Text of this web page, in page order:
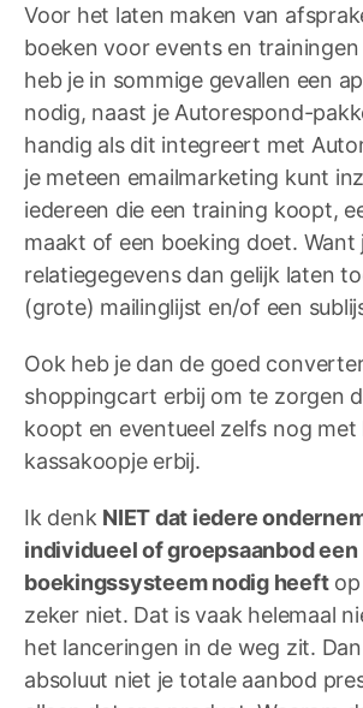
Voor het laten maken van
boeken voor events en
heb je in sommige gevallen een
nodig, naast je Autorespond-
handig als dit integreert met
je meteen emailmarketing kunt
iedereen die een training koopt,
maakt of een boeking doet. Want
relatiegegevens dan gelijk laten
(grote) mailinglijst en/of een
Ook heb je dan de goed
shoppingcart erbij om te zorgen
koopt en eventueel zelfs nog met
kassakoopje erbij.
Ik denk NIET dat iedere
individueel of groepsaanbod een
boekingssysteem nodig heeftop
zeker niet. Dat is vaak helemaal
het lanceringen in de weg zit.
absoluut niet je totale aanbod